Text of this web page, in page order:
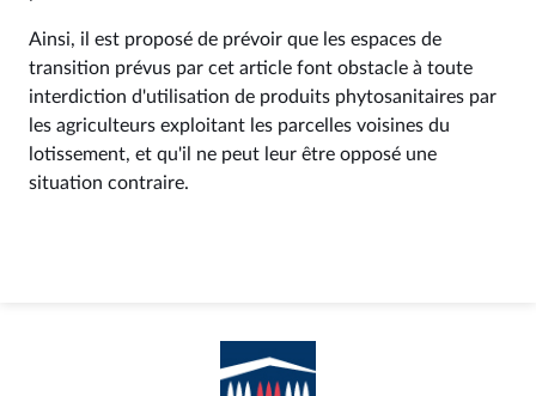
Ainsi, il est proposé de prévoir que les espaces de
transition prévus par cet article font obstacle à toute
interdiction d'utilisation de produits phytosanitaires par
les agriculteurs exploitant les parcelles voisines du
lotissement, et qu'il ne peut leur être opposé une
situation contraire.